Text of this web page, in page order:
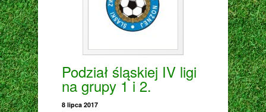
Podział śląskiej IV ligi
na grupy 1 i 2.
8 lipca 2017